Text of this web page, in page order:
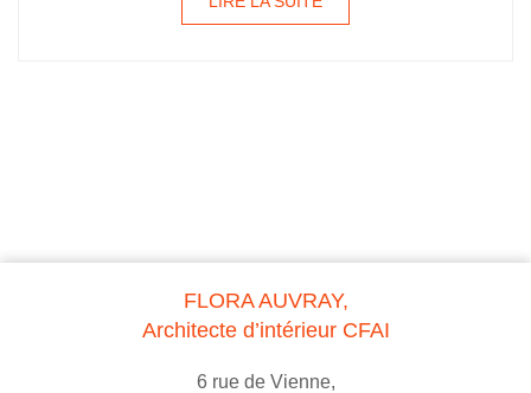
FLORA AUVRAY,
Architecte d’intérieur CFAI
6 rue de Vienne,